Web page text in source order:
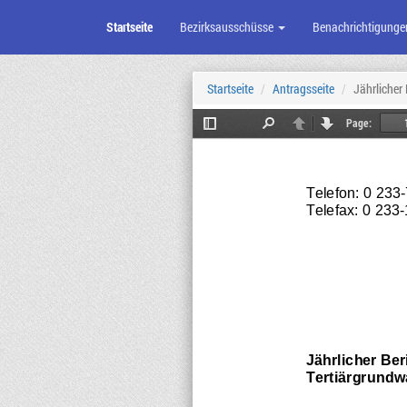
Zum
Seiteninhalt
Startseite Bezirksausschüsse
Startseite Antragsseite Jährlicher
Toggle
Find PreviousNext
Page:
Telefon: 0 233-
Telefax: 0 233-
Jährlicher